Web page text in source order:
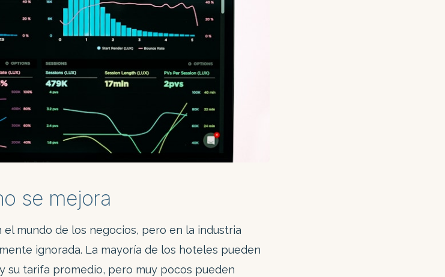
se mejora
mundo de los negocios, pero en la industria
ignorada. La mayoría de los hoteles pueden
su tarifa promedio, pero muy pocos pueden